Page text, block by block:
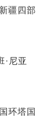
疆四部
·尼亚
环塔国
体